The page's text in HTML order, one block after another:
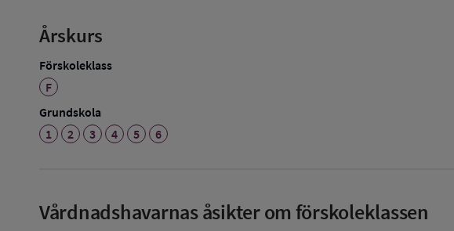
Årskurs
Förskoleklass
F
Grundskola
1
2 3 4 5 6
Vårdnadshavarnas åsikter om förskoleklassen